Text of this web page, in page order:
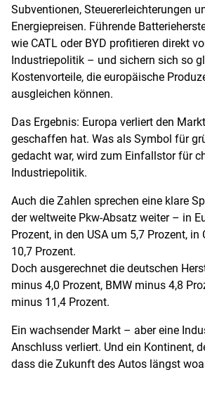
Subventionen, Steuererleichterungen
Energiepreisen. Führende
wie CATL oder BYD profitieren direkt
Industriepolitik – und sichern sich so
Kostenvorteile, die europäische
ausgleichen können.
Das Ergebnis: Europa verliert den
geschaffen hat. Was als Symbol für
gedacht war, wird zum Einfallstor für
Industriepolitik.
Auch die Zahlen sprechen eine klare
der weltweite Pkw-Absatz weiter – in
Prozent, in den USA um 5,7 Prozent, in
10,7 Prozent.
Doch ausgerechnet die deutschen
minus 4,0 Prozent, BMW minus 4,8
minus 11,4 Prozent.
Ein wachsender Markt – aber eine
Anschluss verliert. Und ein Kontinent,
dass die Zukunft des Autos längst